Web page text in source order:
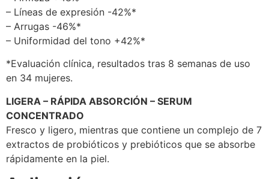
– Líneas de expresión -42%*
– Arrugas -46%*
– Uniformidad del tono +42%*
*Evaluación clínica, resultados tras 8 semanas de uso
en 34 mujeres.
LIGERA – RÁPIDA ABSORCIÓN – SERUM
CONCENTRADO
Fresco y ligero, mientras que contiene un complejo de 7
extractos de probióticos y prebióticos que se absorbe
rápidamente en la piel.